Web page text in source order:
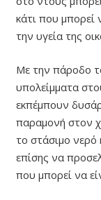
κάτι που μπορεί
την υγεία της
Με την πάροδο
υπολείμματα
εκπέμπουν
παραμονή στον
το στάσιμο
επίσης να
που μπορεί να